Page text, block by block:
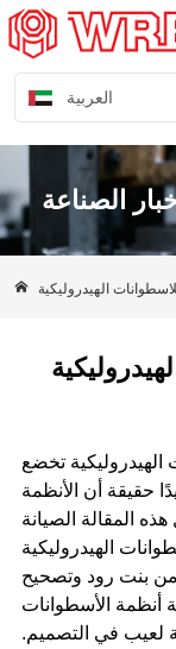
العربية
الصناعة
الهيدروليكية
تخضع
حقيقة أن الأنظمة
المقالة الصيانة
من بنت رود وتصحيح
أنظمة الأسطوانات
لعيب في التصميم.